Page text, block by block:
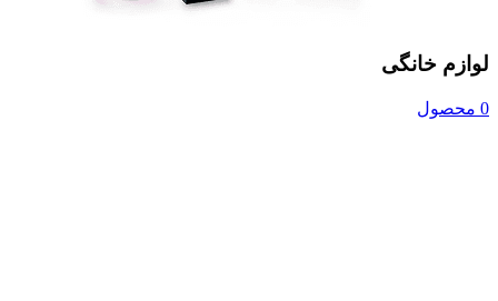
لوازم خانگی
0 محصول